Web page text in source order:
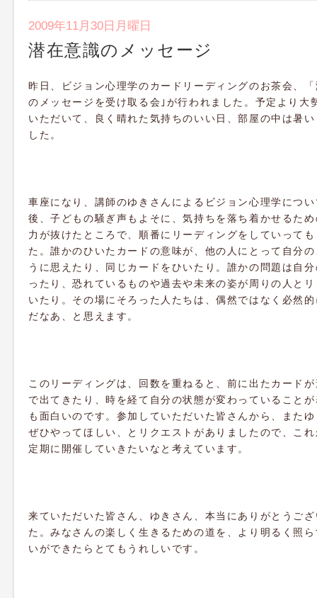
2009年11月30日月曜日
潜在意識のメッセージ
昨日、ビジョン心理学のカードリーディングのお茶会、
のメッセージを受け取る会｣が行われました。予定より大
いただいて、良く晴れた気持ちのいい日、部屋の中は暑
した。
車座になり、講師のゆきさんによるビジョン心理学につ
後、子どもの騒ぎ声もよそに、気持ちを落ち着かせるた
力が抜けたところで、順番にリーディングをしていって
た。誰かのひいたカードの意味が、他の人にとって自分
うに思えたり、同じカードをひいたり。誰かの問題は自
ったり、恐れているものや過去や未来の姿が周りの人と
いたり。その場にそろった人たちは、偶然ではなく必然
だなあ、と思えます。
このリーディングは、回数を重ねると、前に出たカード
で出てきたり、時を経て自分の状態が変わっていること
も面白いのです。参加していただいた皆さんから、また
ぜひやってほしい、とリクエストがありましたので、こ
定期に開催していきたいなと考えています。
来ていただいた皆さん、ゆきさん、本当にありがとうご
た。みなさんの楽しく生きるための道を、より明るく照
いができたらとてもうれしいです。